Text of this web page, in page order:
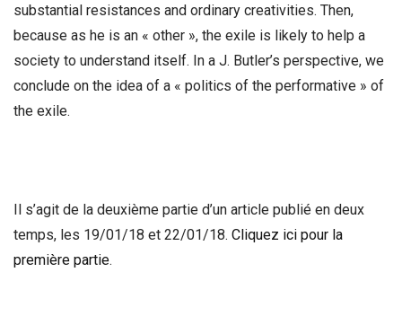
substantial resistances and ordinary creativities. Then,
because as he is an « other », the exile is likely to help a
society to understand itself. In a J. Butler’s perspective, we
conclude on the idea of a « politics of the performative » of
the exile.
Il s’agit de la deuxième partie d’un article publié en deux
temps, les 19/01/18 et 22/01/18. Cliquez ici pour la
première partie.